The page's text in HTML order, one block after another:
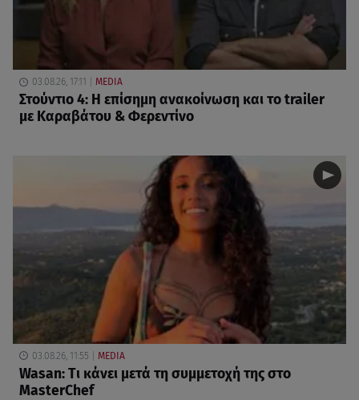
03.08.26, 17:11 MEDIA
Στούντιο 4: Η επίσημη ανακοίνωση και το trailer
με Καραβάτου & Φερεντίνο
03.08.26, 11:55 MEDIA
Wasan: Tι κάνει μετά τη συμμετοχή της στο
MasterChef